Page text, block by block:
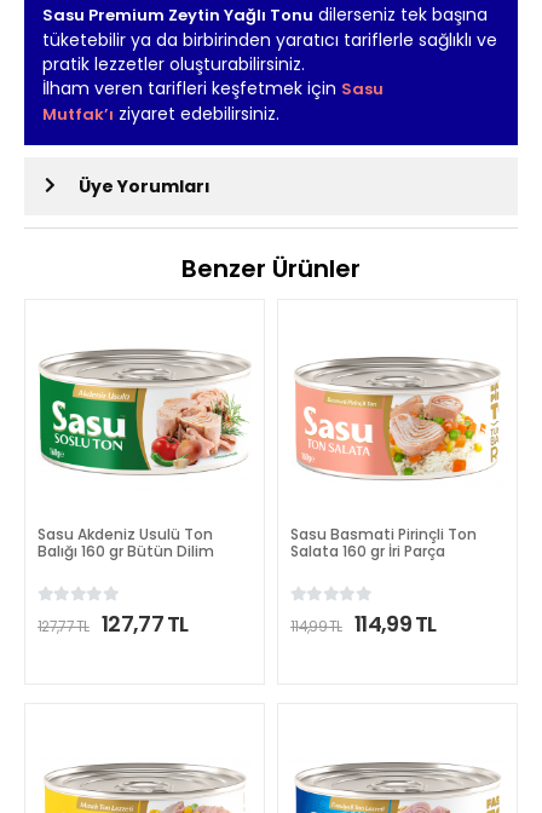
Sasu Premium Zeytin Yağlı Tonu dilerseniz tek başına
tüketebilir ya da birbirinden yaratıcı tariflerle sağlıklı ve
pratik lezzetler oluşturabilirsiniz.
İlham veren tarifleri keşfetmek için Sasu
Mutfak’ı ziyaret edebilirsiniz.
Üye Yorumları
Benzer Ürünler
Sasu Akdeniz Usulü Ton
Balığı 160 gr Bütün Dilim
127,77 TL 127,77 TL
Sasu Basmati Pirinçli Ton
Salata 160 gr İri Parça
114,99 TL 114,99 TL